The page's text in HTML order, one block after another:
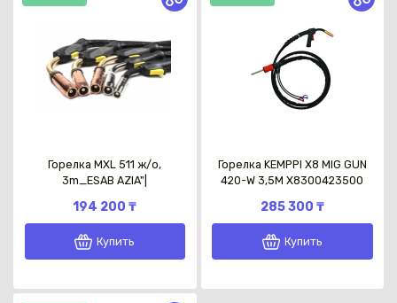
Горелка MXL 511 ж/о,
3m_ESAB AZIA"|
194 200 ₸
Купить
Горелка KEMPPI Х8 MIG GUN
420-W 3,5M X8300423500
285 300 ₸
Купить